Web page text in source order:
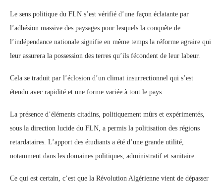
Le sens politique du FLN s’est vérifié d’une façon éclatante par
l’adhésion massive des paysages pour lesquels la conquête de
l’indépendance nationale signifie en même temps la réforme agraire qui
leur assurera la possession des terres qu’ils fécondent de leur labeur.
Cela se traduit par l’éclosion d’un climat insurrectionnel qui s’est
étendu avec rapidité et une forme variée à tout le pays.
La présence d’éléments citadins, politiquement mûrs et expérimentés,
sous la direction lucide du FLN, a permis la politisation des régions
retardataires. L’apport des étudiants a été d’une grande utilité,
notamment dans les domaines politiques, administratif et sanitaire.
Ce qui est certain, c’est que la Révolution Algérienne vient de dépasser